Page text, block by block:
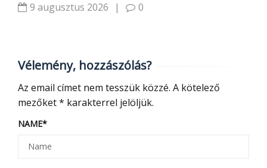
9 augusztus 2026 | 0
Vélemény, hozzászólás?
Az email címet nem tesszük közzé. A kötelező
mezőket* karakterrel jelöljük.
NAME*